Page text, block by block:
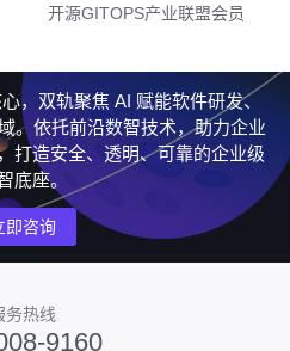
开源GITOPS产业联盟会员
，双轨聚焦 AI 赋能软件研发、
。依托前沿数智技术，助力企业
打造安全、透明、可靠的企业级
底座。
即咨询
务热线
9160